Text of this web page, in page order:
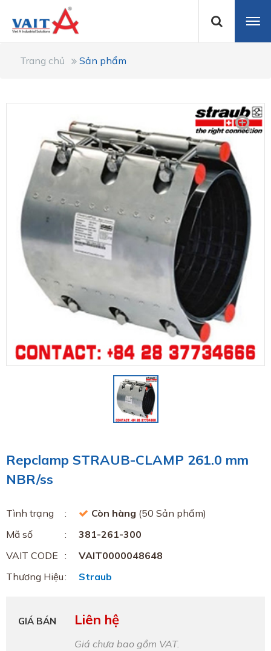
Trang chủ Sản phẩm
Repclamp STRAUB-CLAMP 261.0 mm
NBR/ss
Tình trạng Còn hàng (50 Sản phẩm)
Mã số
381-261-300
VAIT CODE
VAIT0000048648
Thương Hiệu
Straub
GIÁ BÁN Liên hệ
Giá chưa bao gồm VAT.